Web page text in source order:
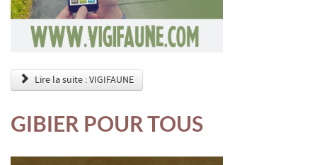
Lire la suite : VIGIFAUNE
GIBIER POUR TOUS